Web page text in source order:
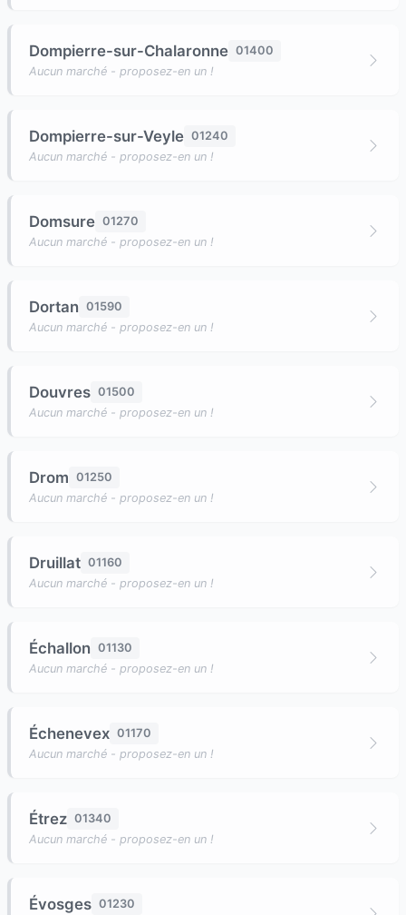
Dompierre-sur-Chalaronne 01400
Aucun marché - proposez-en un !
Dompierre-sur-Veyle 01240
Aucun marché - proposez-en un !
Domsure 01270
Aucun marché - proposez-en un !
Dortan 01590
Aucun marché - proposez-en un !
Douvres 01500
Aucun marché - proposez-en un !
Drom 01250
Aucun marché - proposez-en un !
Druillat 01160
Aucun marché - proposez-en un !
Échallon 01130
Aucun marché - proposez-en un !
Échenevex 01170
Aucun marché - proposez-en un !
Étrez 01340
Aucun marché - proposez-en un !
Évosges 01230